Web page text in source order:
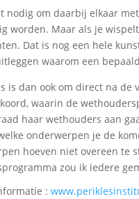
nodig om daarbij elkaar
worden. Maar als je
Dat is nog een hele
waarom een
is dan ook om direct na
waarin de
haar wethouders aan
onderwerpen je de
hoeven niet overeen te
zou ik iedere
: